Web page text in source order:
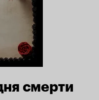
смерти